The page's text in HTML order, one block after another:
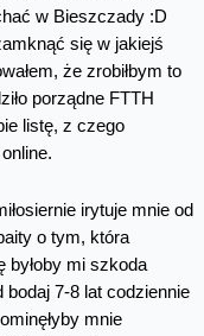
w Bieszczady :D
się w jakiejś
że zrobiłbym to
porządne FTTH
listę, z czego
irytuje mnie od
o tym, która
byłoby mi szkoda
7-8 lat codziennie
mnie